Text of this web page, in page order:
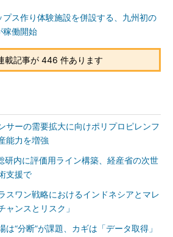
プス作り体験施設を併設する、九州初の
稼働開始
載記事が 446 件あります
サーの需要拡大に向けポリプロピレンフ
能力を増強
研内に評価用ライン構築、経産省の次世
支援で
スワン戦略におけるインドネシアとマレ
ャンスとリスク」
は“分断”が課題、カギは「データ取得」